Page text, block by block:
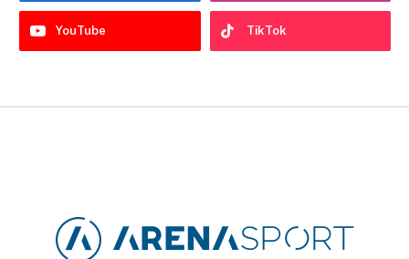
YouTube TikTok